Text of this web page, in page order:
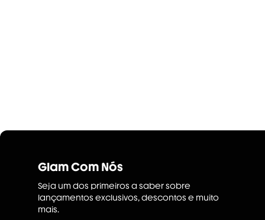
Glam Com Nós
Seja um dos primeiros a saber sobre
lançamentos exclusivos, descontos e muito
mais.